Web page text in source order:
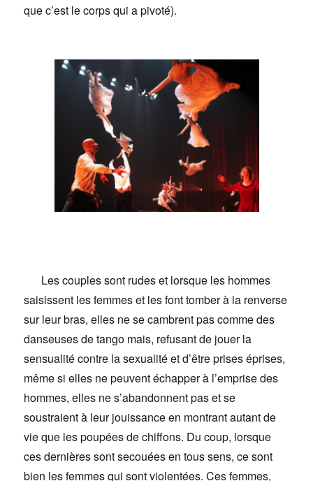
que c’est le corps qui a pivoté).
Les couples sont rudes et lorsque les hommes
saisissent les femmes et les font tomber à la renverse
sur leur bras, elles ne se cambrent pas comme des
danseuses de tango mais, refusant de jouer la
sensualité contre la sexualité et d’être prises éprises,
même si elles ne peuvent échapper à l’emprise des
hommes, elles ne s’abandonnent pas et se
soustraient à leur jouissance en montrant autant de
vie que les poupées de chiffons. Du coup, lorsque
ces dernières sont secouées en tous sens, ce sont
bien les femmes qui sont violentées. Ces femmes,